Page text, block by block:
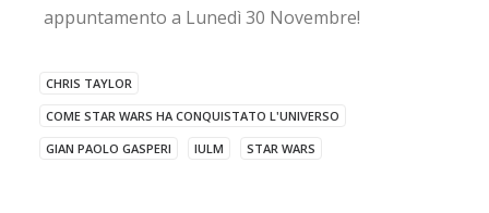
appuntamento a Lunedì 30 Novembre!
CHRIS TAYLOR
COME STAR WARS HA CONQUISTATO L'UNIVERSO
GIAN PAOLO GASPERI
IULM STAR WARS